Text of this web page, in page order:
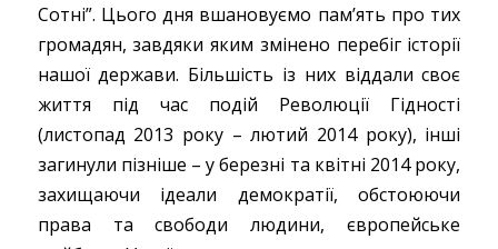
Сотні”. Цього дня вшановуємо пам’ять про тих
громадян, завдяки яким змінено перебіг історії
нашої держави. Більшість із них віддали своє
життя під час подій Революції Гідності
(листопад 2013 року – лютий 2014 року), інші
загинули пізніше – у березні та квітні 2014 року,
захищаючи ідеали демократії, обстоюючи
права та свободи людини, європейське